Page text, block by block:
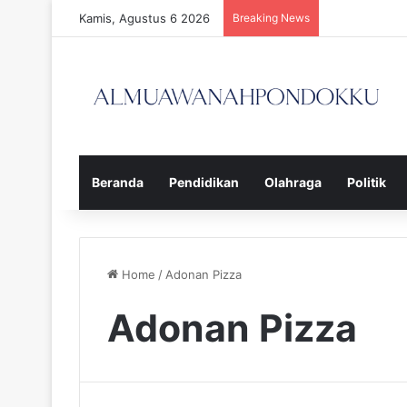
Kamis, Agustus 6 2026 Breaking News
Beranda Pendidikan Olahraga Politik
Home / Adonan Pizza
Adonan Pizza